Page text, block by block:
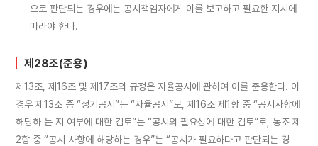
으로 판단되는 경우에는 공시책임자에게 이를 보고하고 필요한 지시에
따라야 한다.
제28조(준용)
제13조, 제16조 및 제17조의 규정은 자율공시에 관하여 이를 준용한다. 이
경우 제13조 중 “정기공시”는 “자율공시”로, 제16조 제1항 중 “공시사항에
해당하 는 지 여부에 대한 검토”는 “공시의 필요성에 대한 검토”로, 동조 제
2항 중 “공시 사항에 해당하는 경우”는 “공시가 필요하다고 판단되는 경